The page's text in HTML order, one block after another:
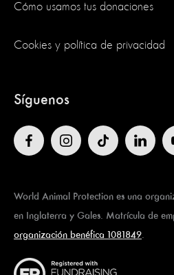
Cómo usamos tus donaciones
Cookies y política de privacidad
Síguenos
World Animal Protection es una
en Inglaterra y Gales. Matrícula de
organización benéfica 1081849